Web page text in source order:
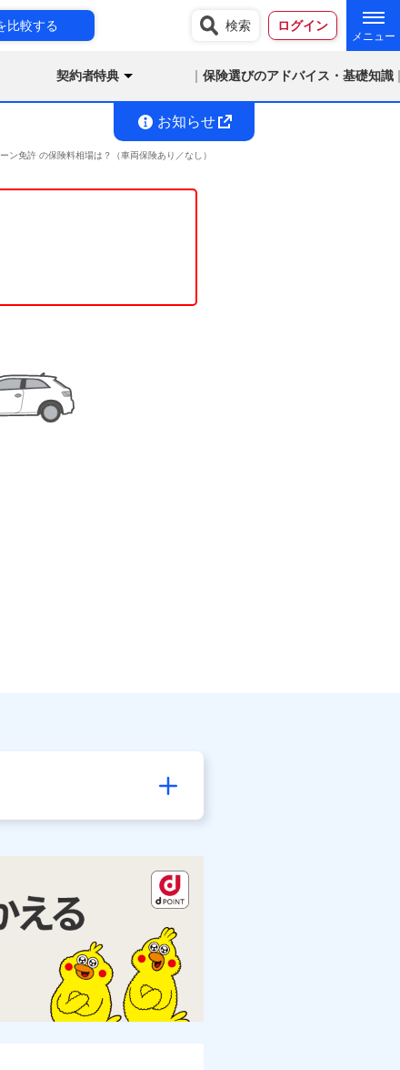
比較する 検索 ログイン
契約者特典 保険選びのアドバイス・基礎知識
お知らせ
ン免許 の保険料相場は？（車両保険あり／なし）